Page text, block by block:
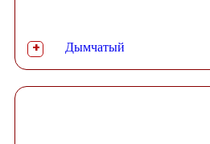
Дымчатый
+